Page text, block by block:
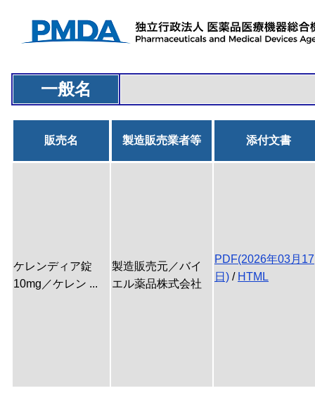
一般名
販売名 製造販売業者等 添付文書
ケレンディア錠
10mg／ケレン ...
製造販売元／バイ
エル薬品株式会社
PDF(2026年03月17
日) / HTML